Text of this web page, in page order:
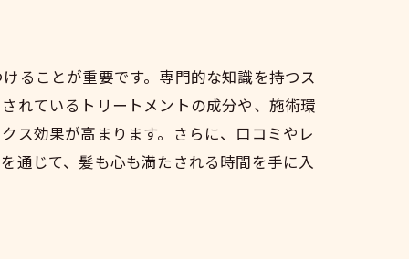
ることが重要です。専門的な知識を持つス
れているトリートメントの成分や、施術環
ス効果が高まります。さらに、口コミやレ
通じて、髪も心も満たされる時間を手に入